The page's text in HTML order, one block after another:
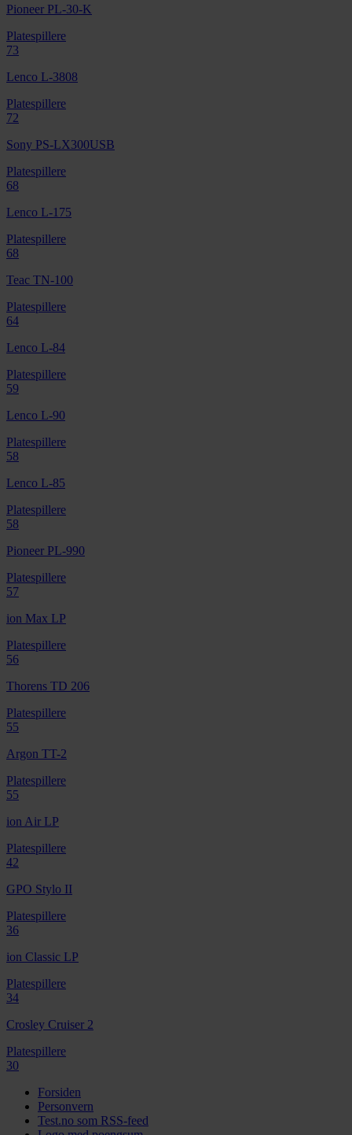
Pioneer PL-30-K
Platespillere
73
Lenco L-3808
Platespillere
72
Sony PS-LX300USB
Platespillere
68
Lenco L-175
Platespillere
68
Teac TN-100
Platespillere
64
Lenco L-84
Platespillere
59
Lenco L-90
Platespillere
58
Lenco L-85
Platespillere
58
Pioneer PL-990
Platespillere
57
ion Max LP
Platespillere
56
Thorens TD 206
Platespillere
55
Argon TT-2
Platespillere
55
ion Air LP
Platespillere
42
GPO Stylo II
Platespillere
36
ion Classic LP
Platespillere
34
Crosley Cruiser 2
Platespillere
30
Forsiden
Personvern
Test.no som RSS-feed